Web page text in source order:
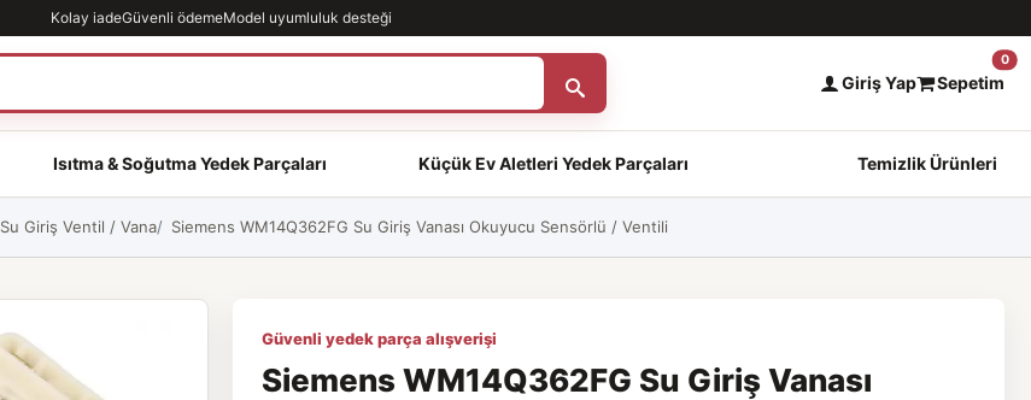
Kolay iadeGüvenli ödemeModel uyumluluk desteği
Giriş Yap Sepetim
0
Isıtma & Soğutma Yedek Parçaları Küçük Ev Aletleri Yedek Parçaları Temizlik Ürünleri
Su Giriş Ventil / Vana Siemens WM14Q362FG Su Giriş Vanası Okuyucu Sensörlü / Ventili
Güvenli yedek parça alışverişi
Siemens WM14Q362FG Su Giriş Vanası